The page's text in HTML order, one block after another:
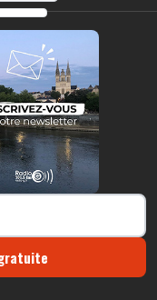
https://radio-g.fr?r168